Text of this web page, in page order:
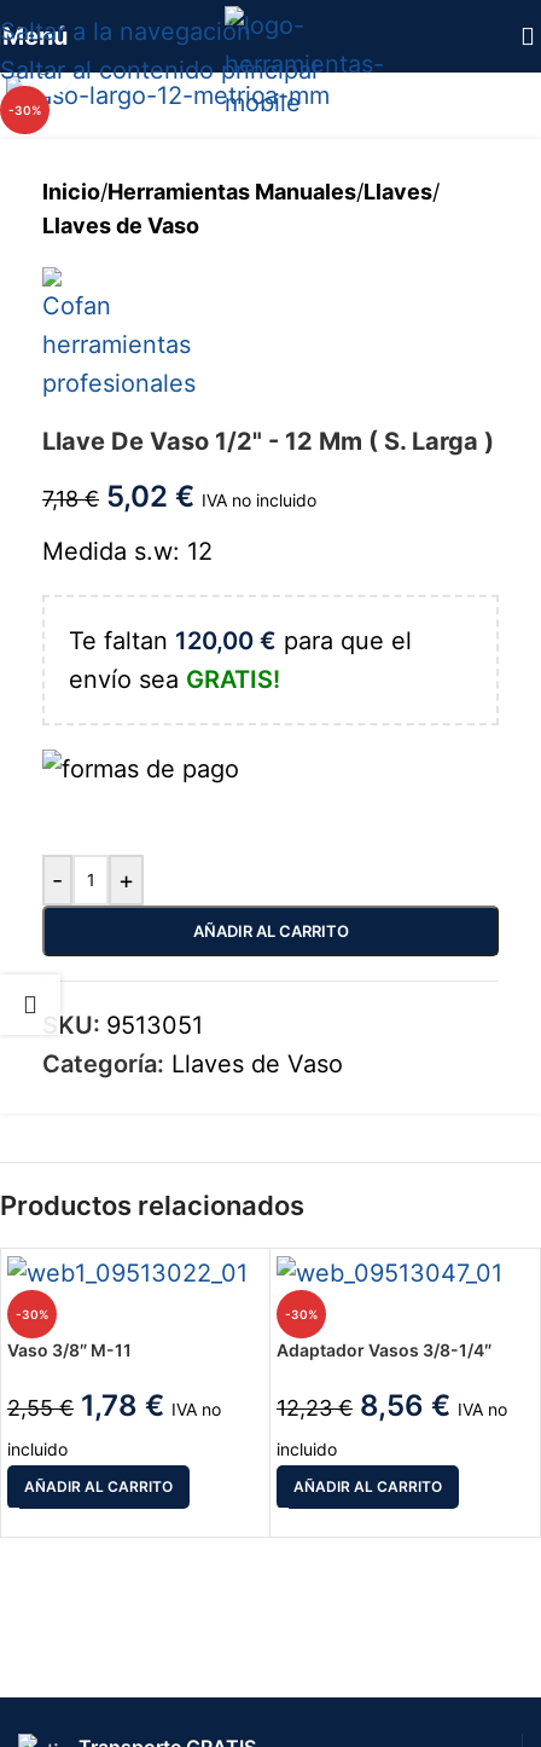
Saltar a la navegación
Saltar al contenido principal
Menú
-30%
Haga clic para ampliar
Inicio/Herramientas Manuales/Llaves/
Llaves de Vaso
Llave De Vaso 1/2" - 12 Mm ( S. Larga )
7,18€ 5,02 € IVA no incluido
Medida s.w: 12
Te faltan 120,00 € para que el
envío sea GRATIS!
- +
AÑADIR AL CARRITO
SKU: 9513051
Categoría: Llaves de Vaso
Productos relacionados
-30%
Vaso 3/8″ M-11
2,55€ 1,78 € IVA no
incluido
AÑADIR AL CARRITO
-30%
Adaptador Vasos 3/8-1/4″
12,23€ 8,56 € IVA no
incluido
AÑADIR AL CARRITO